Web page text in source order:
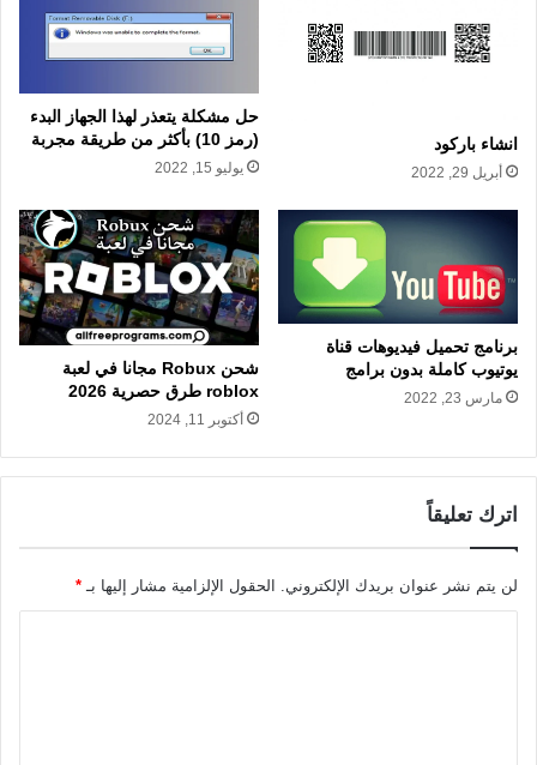
انشاء باركود
أبريل 29, 2022
حل مشكلة يتعذر لهذا الجهاز البدء
(رمز 10) بأكثر من طريقة مجربة
يوليو 15, 2022
برنامج تحميل فيديوهات قناة
يوتيوب كاملة بدون برامج
مارس 23, 2022
شحن Robux مجانا في لعبة
roblox طرق حصرية 2026
أكتوبر 11, 2024
اترك تعليقاً
لن يتم نشر عنوان بريدك الإلكتروني. الحقول الإلزامية مشار إليها بـ *